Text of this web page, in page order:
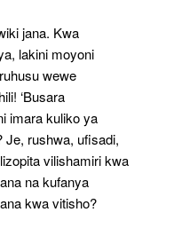
jana. Kwa
lakini moyoni
wewe
‘Busara
imara kuliko ya
Je, rushwa, ufisadi,
vilishamiri kwa
na kufanya
kwa vitisho?